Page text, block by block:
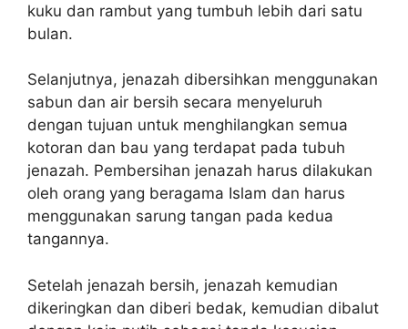
kuku dan rambut yang tumbuh lebih dari satu
bulan.
Selanjutnya, jenazah dibersihkan menggunakan
sabun dan air bersih secara menyeluruh
dengan tujuan untuk menghilangkan semua
kotoran dan bau yang terdapat pada tubuh
jenazah. Pembersihan jenazah harus dilakukan
oleh orang yang beragama Islam dan harus
menggunakan sarung tangan pada kedua
tangannya.
Setelah jenazah bersih, jenazah kemudian
dikeringkan dan diberi bedak, kemudian dibalut